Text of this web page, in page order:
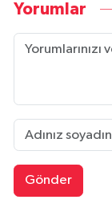
Yorumlar
Gönder